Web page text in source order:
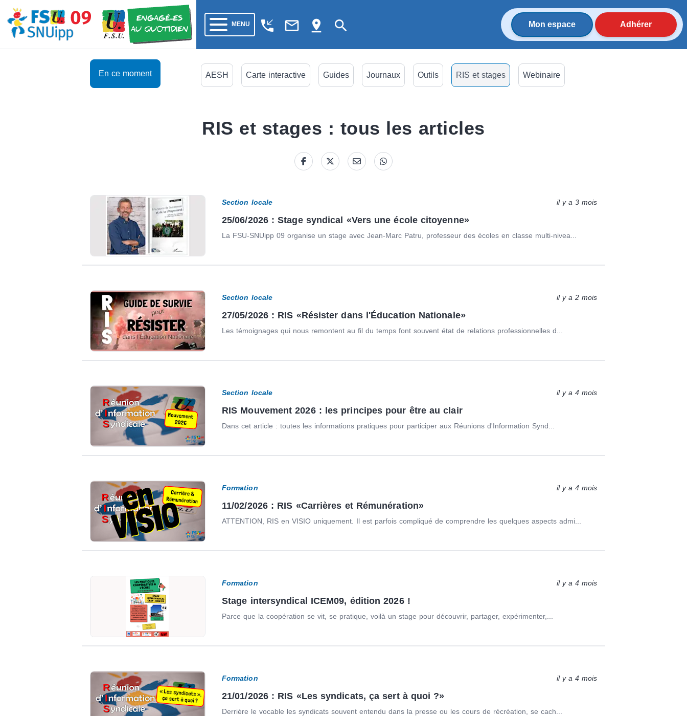
MENU phone_callback mail_outline pin_drop search Mon espace Adhérer
En ce moment AESH Carte interactive Guides Journaux Outils RIS et stages Webinaire
RIS et stages : tous les articles
Section locale il y a 3 mois
25/06/2026 : Stage syndical «Vers une école citoyenne»
La FSU-SNUipp 09 organise un stage avec Jean-Marc Patru, professeur des écoles en classe multi-nivea...
Section locale il y a 2 mois
27/05/2026 : RIS «Résister dans l'Éducation Nationale»
Les témoignages qui nous remontent au fil du temps font souvent état de relations professionnelles d...
Section locale il y a 4 mois
RIS Mouvement 2026 : les principes pour être au clair
Dans cet article : toutes les informations pratiques pour participer aux Réunions d'Information Synd...
Formation il y a 4 mois
11/02/2026 : RIS «Carrières et Rémunération»
ATTENTION, RIS en VISIO uniquement. Il est parfois compliqué de comprendre les quelques aspects admi...
Formation il y a 4 mois
Stage intersyndical ICEM09, édition 2026 !
Parce que la coopération se vit, se pratique, voilà un stage pour découvrir, partager, expérimenter,...
Formation il y a 4 mois
21/01/2026 : RIS «Les syndicats, ça sert à quoi ?»
Derrière le vocable les syndicats souvent entendu dans la presse ou les cours de récréation, se cach...